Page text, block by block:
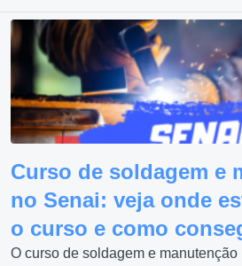
Curso de soldagem e
no Senai: veja onde
o curso e como
O curso de soldagem e